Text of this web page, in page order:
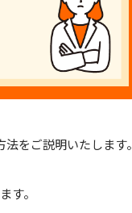
をご説明いたします。
す。